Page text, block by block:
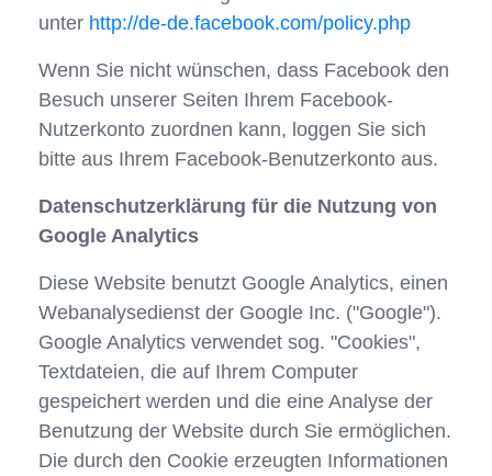
unter http://de-de.facebook.com/policy.php
Wenn Sie nicht wünschen, dass Facebook den
Besuch unserer Seiten Ihrem Facebook-
Nutzerkonto zuordnen kann, loggen Sie sich
bitte aus Ihrem Facebook-Benutzerkonto aus.
Datenschutzerklärung für die Nutzung von
Google Analytics
Diese Website benutzt Google Analytics, einen
Webanalysedienst der Google Inc. ("Google").
Google Analytics verwendet sog. "Cookies",
Textdateien, die auf Ihrem Computer
gespeichert werden und die eine Analyse der
Benutzung der Website durch Sie ermöglichen.
Die durch den Cookie erzeugten Informationen